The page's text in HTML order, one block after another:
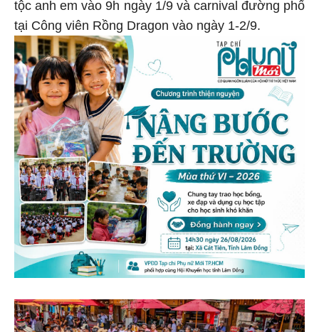
tộc anh em vào 9h ngày 1/9 và carnival đường phố
tại Công viên Rồng Dragon vào ngày 1-2/9.